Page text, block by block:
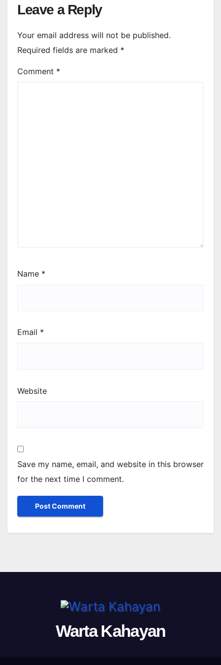
Leave a Reply
Your email address will not be published.
Required fields are marked *
Comment *
Name *
Email *
Website
Save my name, email, and website in this browser
for the next time I comment.
Warta Kahayan